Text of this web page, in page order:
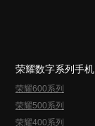
荣耀数字系列手机
荣耀600系列
荣耀500系列
荣耀400系列